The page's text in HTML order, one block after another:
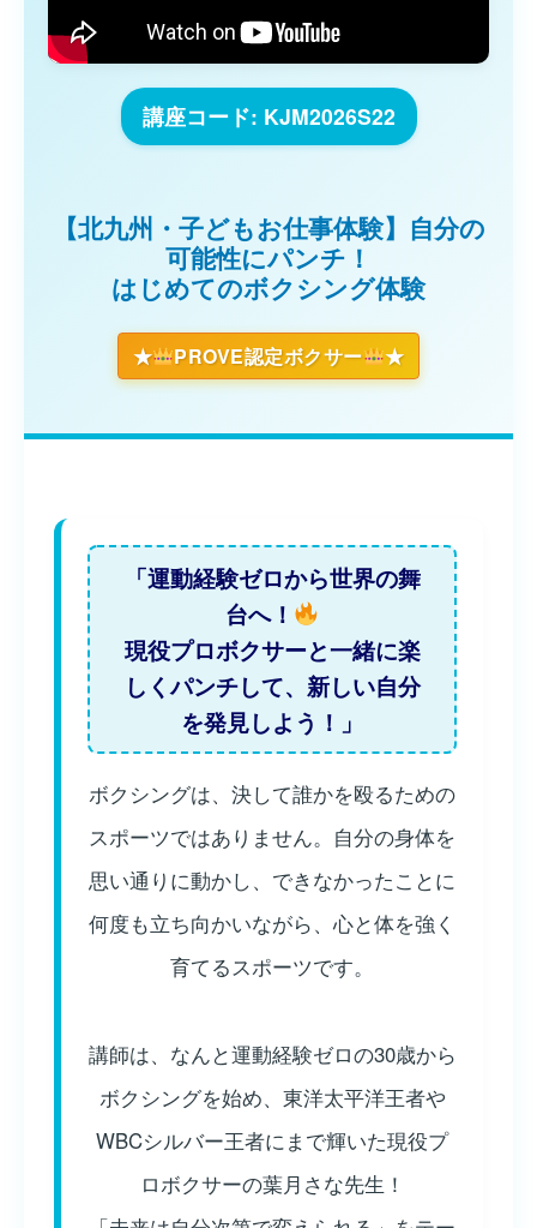
講座コード: KJM2026S22
【北九州・子どもお仕事体験】自分の
可能性にパンチ！
はじめてのボクシング体験
★ PROVE認定ボクサー ★
「運動経験ゼロから世界の舞
台へ！
現役プロボクサーと一緒に楽
しくパンチして、新しい自分
を発見しよう！」
ボクシングは、決して誰かを殴るための
スポーツではありません。自分の身体を
思い通りに動かし、できなかったことに
何度も立ち向かいながら、心と体を強く
育てるスポーツです。
講師は、なんと運動経験ゼロの30歳から
ボクシングを始め、東洋太平洋王者や
WBCシルバー王者にまで輝いた現役プ
ロボクサーの葉月さな先生！